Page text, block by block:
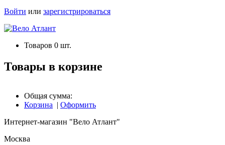
Войти или зарегистрироваться
Товаров 0 шт.
Товары в корзине
Общая сумма:
Корзина | Оформить
Интернет-магазин "Вело Атлант"
Москва